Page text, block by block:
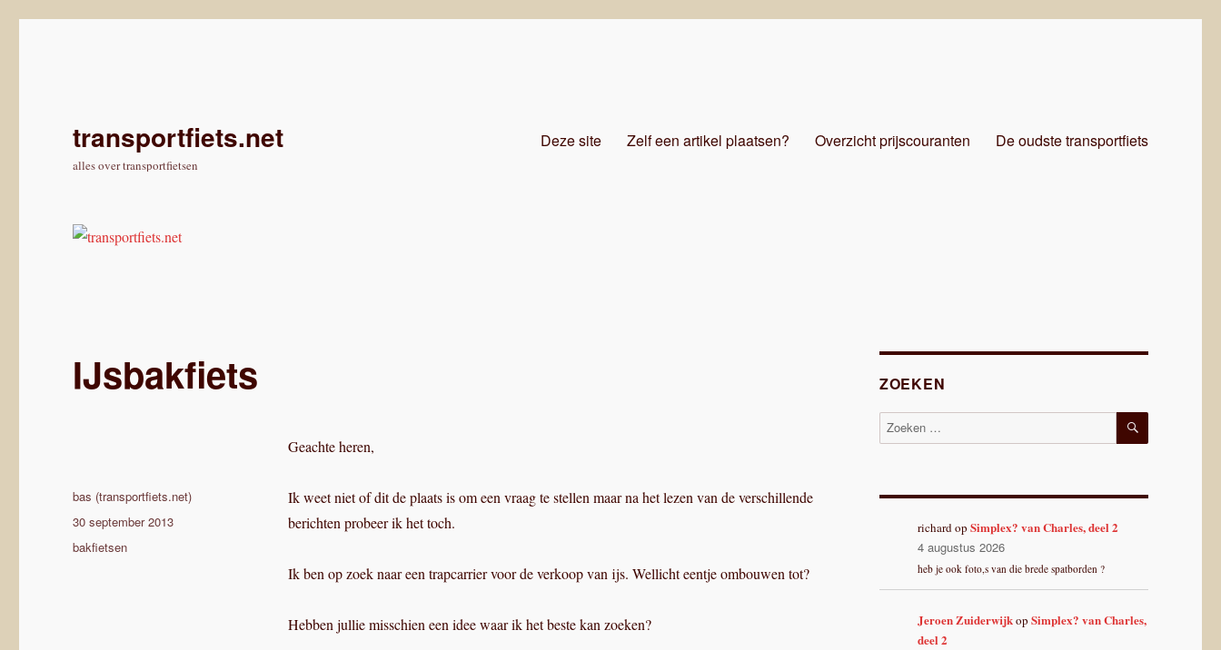
transportfiets.net
alles over transportfietsen
Deze site Zelf een artikel plaatsen? Overzicht prijscouranten De oudste transportfiets
IJsbakfiets
Geachte heren,
Ik weet niet of dit de plaats is om een vraag te stellen maar na het lezen van de verschillende
berichten probeer ik het toch.
Ik ben op zoek naar een trapcarrier voor de verkoop van ijs. Wellicht eentje ombouwen tot?
Hebben jullie misschien een idee waar ik het beste kan zoeken?
Auteur
bas (transportfiets.net)
Geplaatst
op
30 september 2013
Categorieën
bakfietsen
ZOEKEN
Zoeken
naar:
ZOEKEN
richardopSimplex? van Charles, deel 2
4 augustus 2026
heb je ook foto,s van die brede spatborden ?
Jeroen ZuiderwijkopSimplex? van Charles,
deel 2